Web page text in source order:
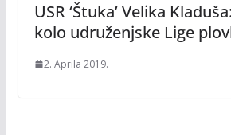
USR ‘Štuka’ Velika
kolo udruženjske Lige
2. Aprila 2019.